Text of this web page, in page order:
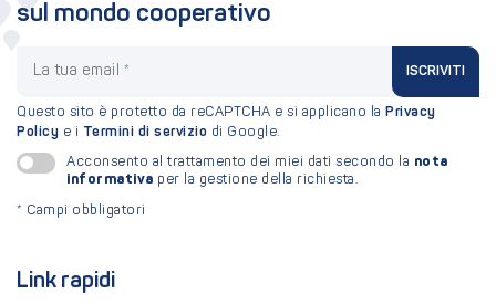
Link rapidi
sul mondo cooperativo
ISCRIVITI
Questo sito è protetto da reCAPTCHA e si applicano la Privacy
Policy e i Termini di servizio di Google.
Acconsento al trattamento dei miei dati secondo la nota
informativa per la gestione della richiesta.
* Campi obbligatori